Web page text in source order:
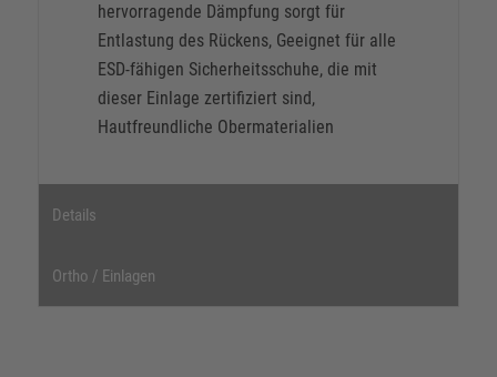
hervorragende Dämpfung sorgt für
Entlastung des Rückens, Geeignet für alle
ESD-fähigen Sicherheitsschuhe, die mit
dieser Einlage zertifiziert sind,
Hautfreundliche Obermaterialien
Details
Ortho / Einlagen